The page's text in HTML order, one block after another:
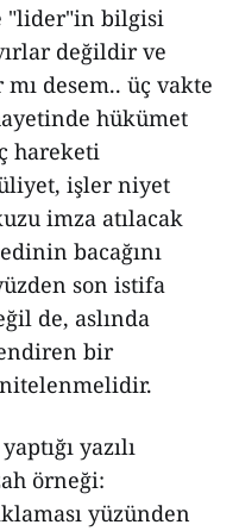
"lider"in bilgisi
değildir ve
desem.. üç vakte
hükümet
hareketi
işler niyet
imza atılacak
bacağını
son istifa
de, aslında
bir
yazılı
örneği:
yüzünden